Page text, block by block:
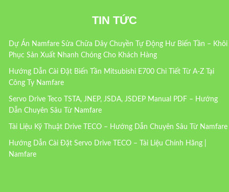
TIN TỨC
Dự Án Namfare Sửa Chữa Dây Chuyền Tự Động Hư Biến Tần – Khôi
Phục Sản Xuất Nhanh Chóng Cho Khách Hàng
Hướng Dẫn Cài Đặt Biến Tần Mitsubishi E700 Chi Tiết Từ A-Z Tại
Công Ty Namfare
Servo Drive Teco TSTA, JNEP, JSDA, JSDEP Manual PDF – Hướng
Dẫn Chuyên Sâu Từ Namfare
Tài Liệu Kỹ Thuật Drive TECO – Hướng Dẫn Chuyên Sâu Từ Namfare
Hướng Dẫn Cài Đặt Servo Drive TECO – Tài Liệu Chính Hãng |
Namfare